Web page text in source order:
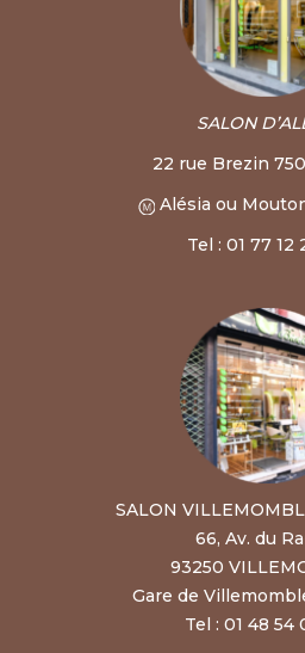
SALON
22 rue Brezin
Alésia ou
Tel : 01 77 12
SALON
66, Av. du
93250
Gare de
Tel : 01 48 54